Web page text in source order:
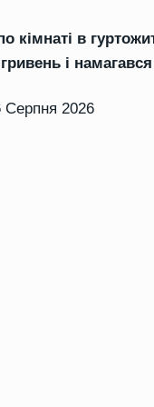
кімнаті в
і
Серпня 2026